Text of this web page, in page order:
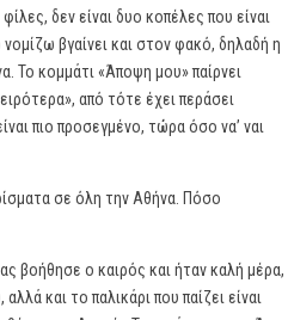
δεν είναι δυο κοπέλες που είναι
βγαίνει και στον φακό, δηλαδή η
Το κομμάτι «Άποψη μου» παίρνει
από τότε έχει περάσει
πιο προσεγμένο, τώρα όσο να’ ναι
σε όλη την Αθήνα. Πόσο
βοήθησε ο καιρός και ήταν καλή μέρα,
και το παλικάρι που παίζει είναι